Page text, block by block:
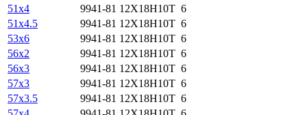
51х4
9941-81 12Х18Н10Т 6
51х4.5
9941-81 12Х18Н10Т 6
53х6
9941-81 12Х18Н10Т 6
56х2
9941-81 12Х18Н10Т 6
56х3
9941-81 12Х18Н10Т 6
57х3
9941-81 12Х18Н10Т 6
57х3.5
9941-81 12Х18Н10Т 6